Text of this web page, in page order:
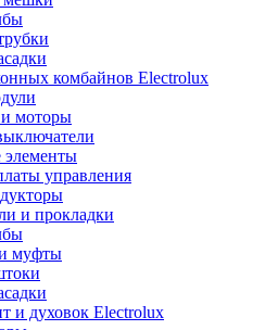
комбайнов Electrolux
моторы
управления
и прокладки
муфты
и духовок Electrolux